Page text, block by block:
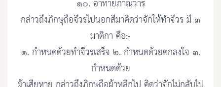
๑๐. อาทายภาณวาร
กล่าวถึงภิกษุถือจีวรไปนอกสีมาคิดว่าจักให้ทำจีวร มี ๓
มาติกา คือ:-
๑. กำหนดด้วยทำจีวรเสร็จ ๒. กำหนดด้วยตกลงใจ ๓.
กำหนดด้วย